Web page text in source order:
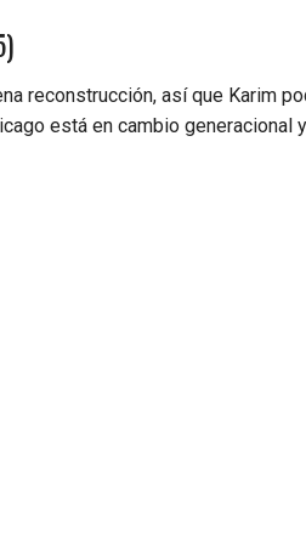
reconstrucción, así que Karim
está en cambio